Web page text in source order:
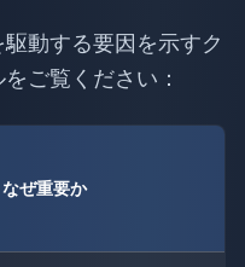
動する要因を示すク
ご覧ください：
なぜ重要か